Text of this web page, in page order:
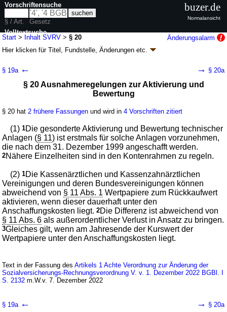
Start > Inhalt SVRV >§ 20
Änderungsalarm
Hier klicken fürTitel, Fundstelle, Änderungen etc.
Rechnungsverordnung (SVRV)
V. v. 15.07.1999BGBl. I S. 1627; zuletzt geändert durchArtikel 1V. v.
BGBl. 2026 I Nr. 99
18 weitere Fassungen | Drucksachen / Entwurf / Begründung
wird in 29 Vorschriften zitiert
Sechster Abschnitt Übergangs- und Schlußvorschriften
§ 19a ← → § 20a
§ 20 Ausnahmeregelungen zur Aktivierung und
Bewertung
§ 20 hat 2 frühere Fassungen und wird in4 Vorschriften zitiert
(1)1Die gesonderte Aktivierung und Bewertung technischer
Anlagen (§ 11) ist erstmals für solche Anlagen vorzunehmen,
die nach dem 31. Dezember 1999 angeschafft werden.
2Nähere Einzelheiten sind in den Kontenrahmen zu regeln.
(2)1Die Kassenärztlichen und Kassenzahnärztlichen
Vereinigungen und deren Bundesvereinigungen können
abweichend von § 11 Abs. 1 Wertpapiere zum Rückkaufwert
aktivieren, wenn dieser dauerhaft unter den
Anschaffungskosten liegt.2Die Differenz ist abweichend von
§ 11 Abs. 6 als außerordentlicher Verlust in Ansatz zu bringen.
3Gleiches gilt, wenn am Jahresende der Kurswert der
Wertpapiere unter den Anschaffungskosten liegt.
Text in der Fassung desArtikels 1 Achte Verordnung zur Änderung der
Sozialversicherungs-Rechnungsverordnung V. v. 1. Dezember 2022 BGBl. I
S. 2132 m.W.v. 7. Dezember 2022
§ 19a ← → § 20a
Vorschriftensuche
§ / Art.
Gesetz
Volltextsuche
nur in SVRV
buzer.de
Normalansicht